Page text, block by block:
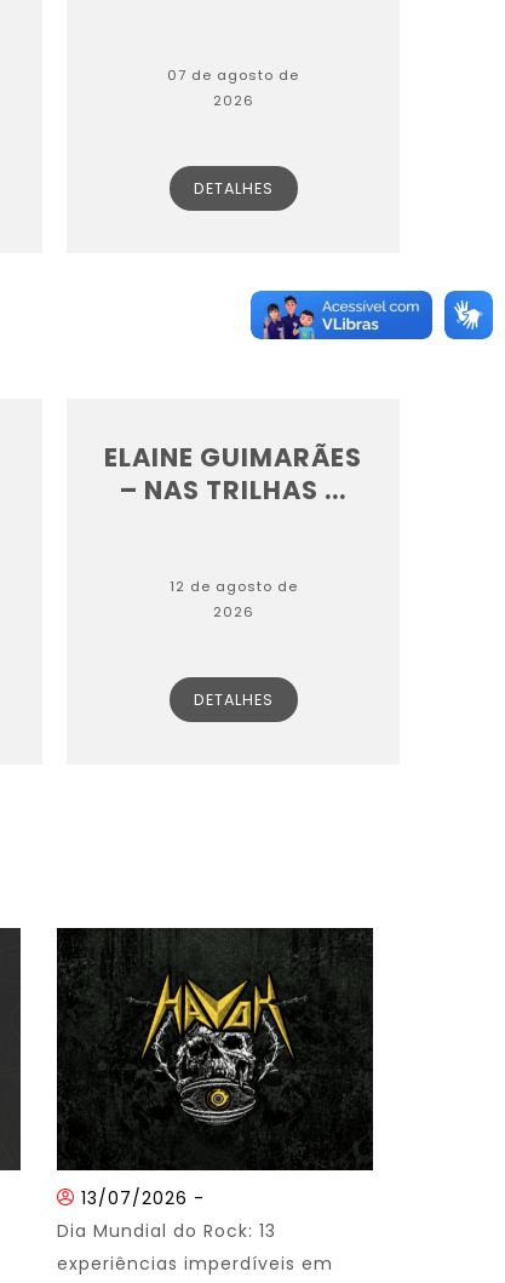
07 de agosto de
2026
DETALHES
ELAINE GUIMARÃES
– NAS TRILHAS ...
12 de agosto de
2026
DETALHES
13/07/2026 -
Dia Mundial do Rock: 13
experiências imperdíveis em